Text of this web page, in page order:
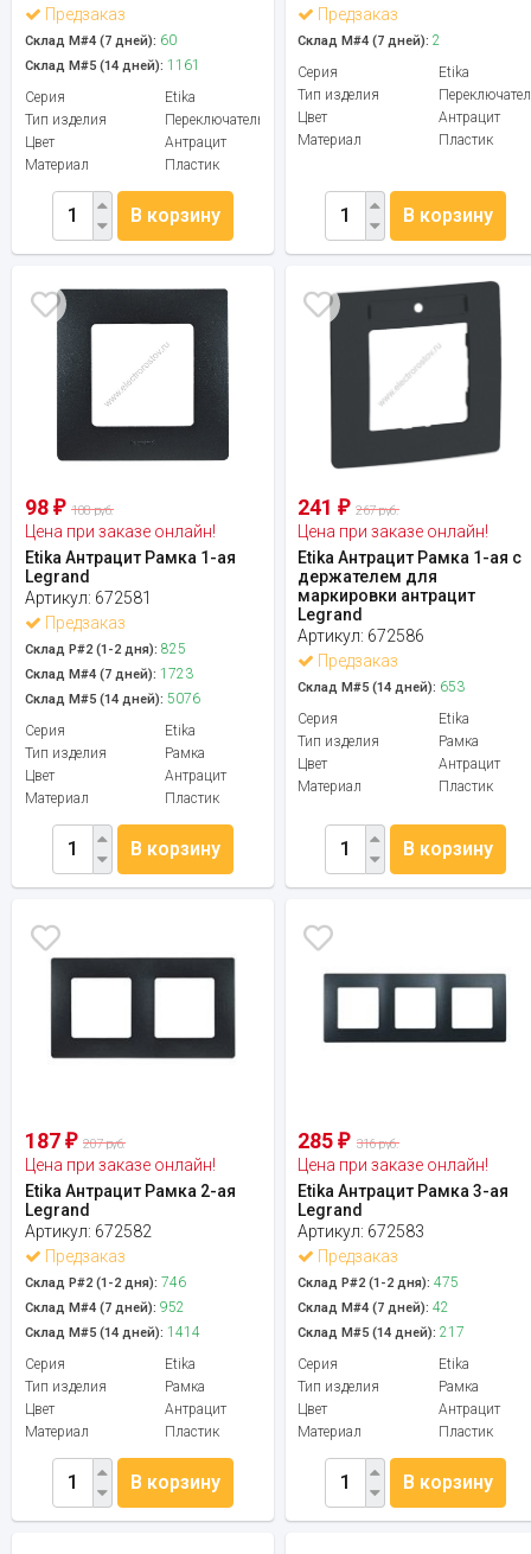
Предзаказ
Склад М#4 (7 дней): 60
Склад М#5 (14 дней): 1161
Серия
Etika
Тип изделия
Переключатель
Цвет
Антрацит
Материал
Пластик
В корзину
Предзаказ
Склад М#4 (7 дней): 2
Серия
Etika
Тип изделия
Цвет
Антрацит
Материал
Пластик
В корзину
98 ₽ 108 руб.
Цена при заказе онлайн!
Etika Антрацит Рамка 1-ая
Legrand
Артикул: 672581
Предзаказ
Склад Р#2 (1-2 дня): 825
Склад М#4 (7 дней): 1723
Склад М#5 (14 дней): 5076
Серия
Etika
Тип изделия
Рамка
Цвет
Антрацит
Материал
Пластик
В корзину
241₽ 267 руб.
Цена при заказе онлайн!
Etika Антрацит Рамка 1-ая с
держателем для
маркировки антрацит
Legrand
Артикул: 672586
Предзаказ
Склад М#5 (14 дней): 653
Серия
Etika
Тип изделия
Рамка
Цвет
Антрацит
Материал
Пластик
В корзину
187 ₽ 207 руб.
Цена при заказе онлайн!
Etika Антрацит Рамка 2-ая
Legrand
Артикул: 672582
Предзаказ
Склад Р#2 (1-2 дня): 746
Склад М#4 (7 дней): 952
Склад М#5 (14 дней): 1414
Серия
Etika
Тип изделия
Рамка
Цвет
Антрацит
Материал
Пластик
В корзину
285₽ 316 руб.
Цена при заказе онлайн!
Etika Антрацит Рамка 3-ая
Legrand
Артикул: 672583
Предзаказ
Склад Р#2 (1-2 дня): 475
Склад М#4 (7 дней): 42
Склад М#5 (14 дней): 217
Серия
Etika
Тип изделия
Рамка
Цвет
Антрацит
Материал
Пластик
В корзину